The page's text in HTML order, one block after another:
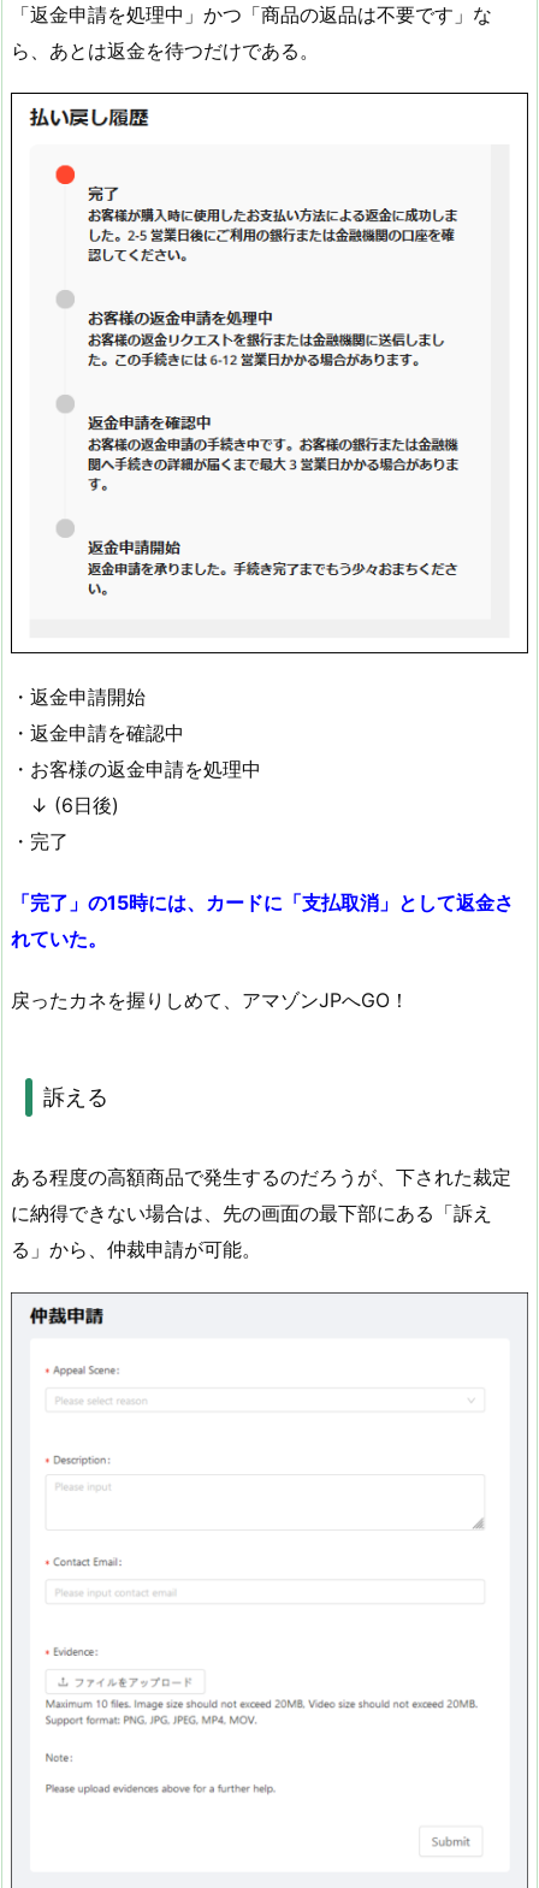
「返金申請を処理中」かつ「商品の返品は不要です」な
ら、あとは返金を待つだけである。
・返金申請開始
・返金申請を確認中
・お客様の返金申請を処理中
↓ (6日後)
・完了
「完了」の15時には、カードに「支払取消」として返金さ
れていた。
戻ったカネを握りしめて、アマゾンJPへGO！
訴える
ある程度の高額商品で発生するのだろうが、下された裁定
に納得できない場合は、先の画面の最下部にある「訴え
る」から、仲裁申請が可能。